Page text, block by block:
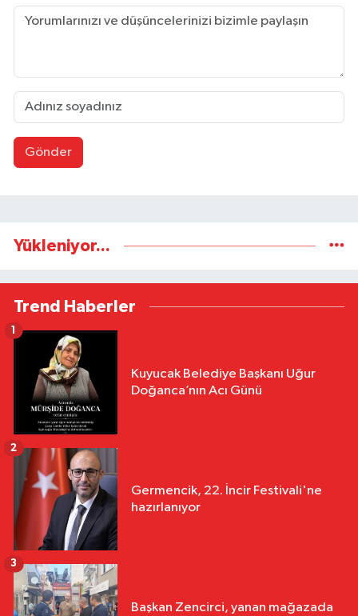
Gönder
Yükleniyor...
Trend Haberler
Kuyucak Belediye Başkanı Uğur
Doğanca’nın Acı Günü
1
Germencik, 22. İncir Festivali'ne
hazırlanıyor
2
Başkan Zencirci, yanan mağazada
3